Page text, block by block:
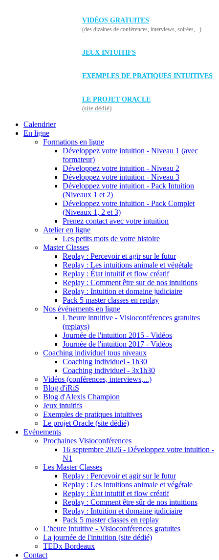
VIDÉOS GRATUITES
(des dizaines de conférences, interviews, soirées,...)
JEUX INTUITIFS
EXEMPLES DE PRATIQUES INTUITIVES
LE PROJET ORACLE
(site dédié)
Calendrier
En ligne
Formations en ligne
Développez votre intuition - Niveau 1 (avec
formateur)
Développez votre intuition - Niveau 2
Développez votre intuition - Niveau 3
Développez votre intuition - Pack Intuition
(Niveaux 1 et 2)
Développez votre intuition - Pack Complet
(Niveaux 1, 2 et 3)
Prenez contact avec votre intuition
Atelier en ligne
Les petits mots de votre histoire
Master Classes
Replay : Percevoir et agir sur le futur
Replay : Les intuitions animale et végétale
Replay : État intuitif et flow créatif
Replay : Comment être sur de nos intuitions
Replay : Intuition et domaine judiciaire
Pack 5 master classes en replay
Nos événements en ligne
L'heure intuitive - Visioconférences gratuites
(replays)
Journée de l'intuition 2015 - Vidéos
Journée de l'intuition 2017 - Vidéos
Coaching individuel tous niveaux
Coaching individuel - 1h30
Coaching individuel - 3x1h30
Vidéos (conférences, interviews,...)
Blog d'iRiS
Blog d'Alexis Champion
Jeux intuitifs
Exemples de pratiques intuitives
Le projet Oracle (site dédié)
Evénements
Prochaines Visioconférences
16 septembre 2026 - Développez votre intuition -
N1
Les Master Classes
Replay : Percevoir et agir sur le futur
Replay : Les intuitions animale et végétale
Replay : État intuitif et flow créatif
Replay : Comment être sûr de nos intuitions
Replay : Intuition et domaine judiciaire
Pack 5 master classes en replay
L'heure intuitive - Visioconférences gratuites
La journée de l'intuition (site dédié)
TEDx Bordeaux
Contact